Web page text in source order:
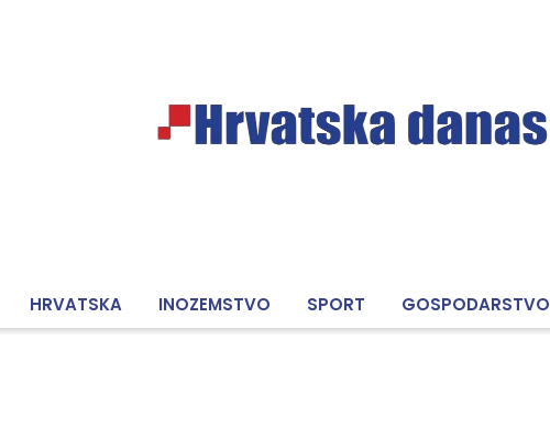
HRVATSKA INOZEMSTVO SPORT GOSPODARSTVO